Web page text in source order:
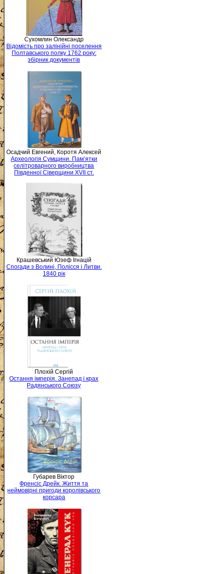
Сухомлин Олександр
Відомість про залінійні поселення
Полтавського полку 1762 року:
збірник документів
Осадчий Евгений, Коротя Алексей
Археологія Сумщини. Пам’ятки
селітроварного виробництва
Південної Сіверщини XVII ст.
Крашевський Юзеф Ігнацій
Спогади з Волині, Полісся і Литви.
1840 рік
Плохій Сергій
Остання імперія. Занепад і крах
Радянського Союзу
Губарев Віктор
Френсіс Дрейк. Життя та
неймовірні пригоди королівського
корсара